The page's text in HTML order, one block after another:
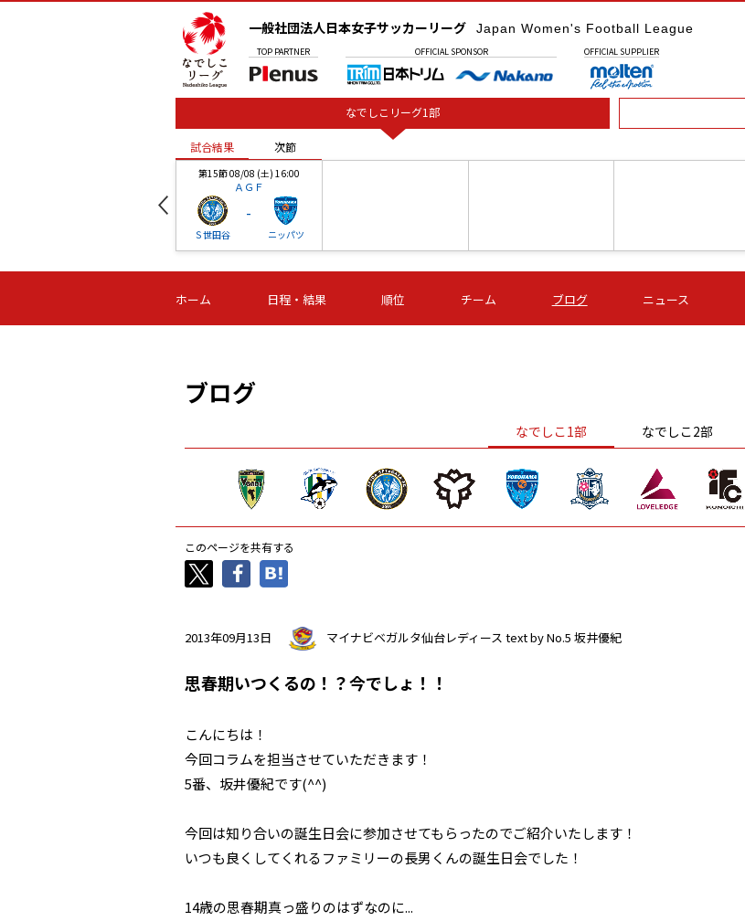
一般社団法人日本女子サッカーリーグ Japan Women's Football League
TOP PARTNER OFFICIAL SPONSOR OFFICIAL SUPPLIER
なでしこリーグ1部
試合結果 次節
第15節 08/08 (土) 16:00
ＡＧＦ
Ｓ世田谷
-
ニッパツ
-
第16節 09/05 (土) 15:00
ニッパツ
-
第16節 09/05 (土) 15:00
石人の星
-
第16節 09/05 (土) 16:00
ＡＧＦ
-
いちご
-
試合結果 次節
ホーム 日程・結果 順位 チーム ブログ ニュース
ブログ
なでしこ1部 なでしこ2部
このページを共有する
2013年09月13日 マイナビベガルタ仙台レディース text by No.5 坂井優紀
思春期いつくるの！？今でしょ！！
こんにちは！
今回コラムを担当させていただきます！
5番、坂井優紀です(^^)
今回は知り合いの誕生日会に参加させてもらったのでご紹介いたします！
いつも良くしてくれるファミリーの長男くんの誕生日会でした！
14歳の思春期真っ盛りのはずなのに...